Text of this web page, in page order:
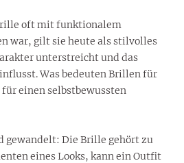
oft mit funktionalem
war, gilt sie heute als stilvolles
unterstreicht und das
Was bedeuten Brillen für
einen selbstbewussten
gewandelt: Die Brille gehört zu
eines Looks, kann ein Outfit